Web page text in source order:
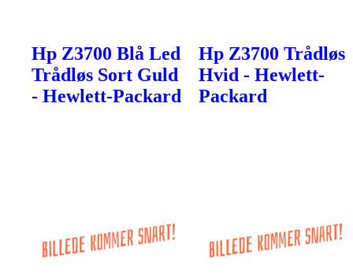
Hp Z3700 Blå Led
Trådløs Sort Guld
- Hewlett-Packard
Hp Z3700 Trådløs
Hvid - Hewlett-
Packard